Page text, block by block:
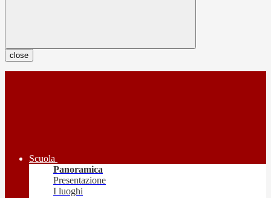
close
Scuola
Panoramica
Presentazione
I luoghi